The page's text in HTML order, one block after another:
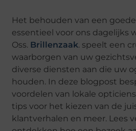
Het behouden van een
essentieel voor ons dagelijks
Oss. Brillenzaak. speelt een
waarborgen van uw
diverse diensten aan die uw
houden. In deze blogpost
voordelen van lokale
tips voor het kiezen van de
klantverhalen en meer. Lees